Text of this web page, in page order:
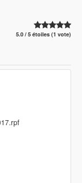
5.0 / 5 étoiles (1 vote)